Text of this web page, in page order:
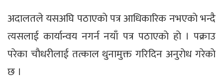
अदालतले यसअघि पठाएकाे पत्र आधिकारिक नभएकाे भन्दै
त्यसलाई कार्यान्वय नगर्न नयाँ पत्र पठाएकाे हाे । पक्राउ
परेका चाैधरीलाई तत्काल थुनामुक्त गरिदिन अनुराेध गरेकाे
छ ।